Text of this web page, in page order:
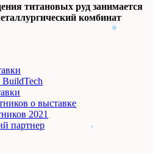
титановых руд занимается
комбинат
о выставке
2021
партнер